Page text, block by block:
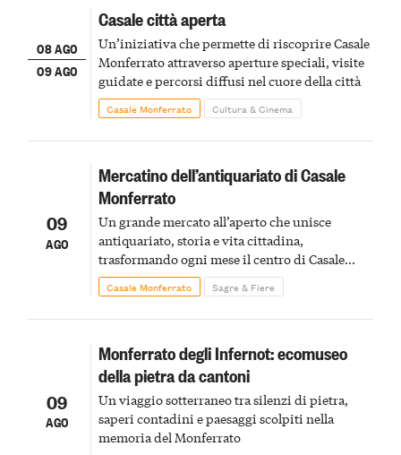
08 AGO
09 AGO
Casale città aperta
Un’iniziativa che permette di riscoprire Casale
Monferrato attraverso aperture speciali, visite
guidate e percorsi diffusi nel cuore della città
Casale Monferrato Cultura & Cinema
09
AGO
Mercatino dell’antiquariato di Casale
Monferrato
Un grande mercato all’aperto che unisce
antiquariato, storia e vita cittadina,
trasformando ogni mese il centro di Casale
Monferrato in un luogo di scoperta e racconto
Casale Monferrato Sagre & Fiere
09
AGO
Monferrato degli Infernot: ecomuseo
della pietra da cantoni
Un viaggio sotterraneo tra silenzi di pietra,
saperi contadini e paesaggi scolpiti nella
memoria del Monferrato